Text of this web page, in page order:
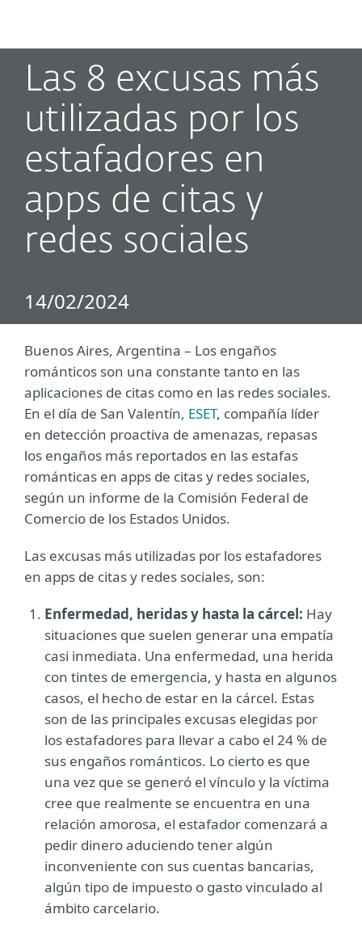
Las 8 excusas más
utilizadas por los
estafadores en
apps de citas y
redes sociales
14/02/2024
Buenos Aires, Argentina ­– Los engaños
románticos son una constante tanto en las
aplicaciones de citas como en las redes sociales.
En el día de San Valentín, ESET, compañía líder
en detección proactiva de amenazas, repasas
los engaños más reportados en las estafas
románticas en apps de citas y redes sociales,
según un informe de la Comisión Federal de
Comercio de los Estados Unidos.
Las excusas más utilizadas por los estafadores
en apps de citas y redes sociales, son:
Enfermedad, heridas y hasta la cárcel: Hay
situaciones que suelen generar una empatía
casi inmediata. Una enfermedad, una herida
con tintes de emergencia, y hasta en algunos
casos, el hecho de estar en la cárcel. Estas
son de las principales excusas elegidas por
los estafadores para llevar a cabo el 24 % de
sus engaños románticos. Lo cierto es que
una vez que se generó el vínculo y la víctima
cree que realmente se encuentra en una
relación amorosa, el estafador comenzará a
pedir dinero aduciendo tener algún
inconveniente con sus cuentas bancarias,
algún tipo de impuesto o gasto vinculado al
ámbito carcelario.